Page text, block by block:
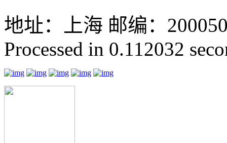
地址：上海 邮编：
Processed in 0.112032